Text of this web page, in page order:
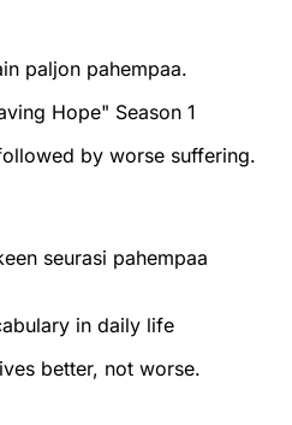
paljon pahempaa.
Hope" Season 1
by worse suffering.
seurasi pahempaa
in daily life
better, not worse.